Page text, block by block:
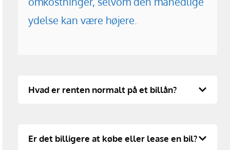
ydelse kan være højere.
Hvad er renten normalt på et billån?
Er det billigere at købe eller lease en bil?